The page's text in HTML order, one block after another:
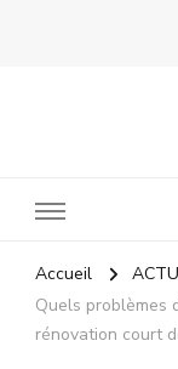
Accueil
Quels problèmes
rénovation court